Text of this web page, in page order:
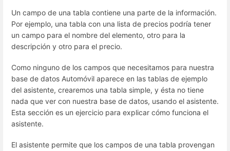
Un campo de una tabla contiene una parte de la información.
Por ejemplo, una tabla con una lista de precios podría tener
un campo para el nombre del elemento, otro para la
descripción y otro para el precio.
Como ninguno de los campos que necesitamos para nuestra
base de datos Automóvil aparece en las tablas de ejemplo
del asistente, crearemos una tabla simple, y ésta no tiene
nada que ver con nuestra base de datos, usando el asistente.
Esta sección es un ejercicio para explicar cómo funciona el
asistente.
El asistente permite que los campos de una tabla provengan